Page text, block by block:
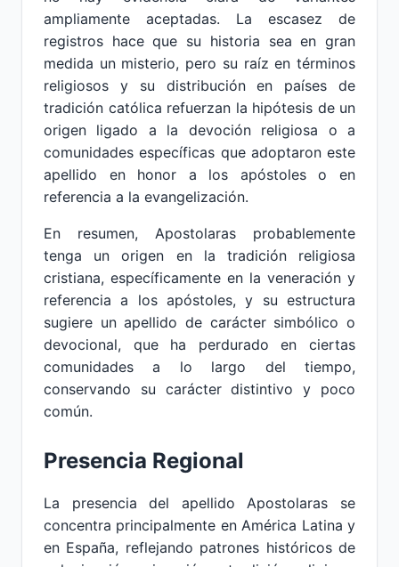
ampliamente aceptadas. La escasez de
registros hace que su historia sea en gran
medida un misterio, pero su raíz en términos
religiosos y su distribución en países de
tradición católica refuerzan la hipótesis de un
origen ligado a la devoción religiosa o a
comunidades específicas que adoptaron este
apellido en honor a los apóstoles o en
referencia a la evangelización.
En resumen, Apostolaras probablemente
tenga un origen en la tradición religiosa
cristiana, específicamente en la veneración y
referencia a los apóstoles, y su estructura
sugiere un apellido de carácter simbólico o
devocional, que ha perdurado en ciertas
comunidades a lo largo del tiempo,
conservando su carácter distintivo y poco
común.
Presencia Regional
La presencia del apellido Apostolaras se
concentra principalmente en América Latina y
en España, reflejando patrones históricos de